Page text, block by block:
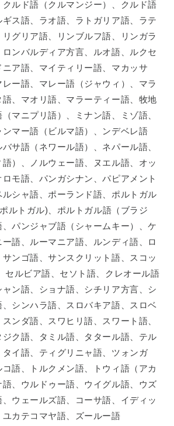
ルド語（クルマンジー）、クルド語
ギス語、ラオ語、ラトガリア語、ラテ
グリア語、リンブルフ語、リンガラ
ンバルディア方言、ルオ語、ルクセ
ア語、マイティリー語、マカッサ
ー語、マレー語（ジャウィ）、マラ
、マオリ語、マラーティー語、牧地
マニプリ語）、ミナン語、ミゾ語、
マー語（ビルマ語）、ンデベレ語
バサ語（ネワール語）、ネパール語、
）、ノルウェー語、ヌエル語、オッ
モ語、パンガシナン、パピアメント
シャ語、ポーランド語、ポルトガル
ルトガル)、ポルトガル語（ブラジ
パンジャブ語（シャームキー）、ケ
語、ルーマニア語、ルンディ語、ロ
ンゴ語、サンスクリット語、スコッ
セルビア語、セソト語、クレオール語
ャン語、ショナ語、シチリア方言、シ
シンハラ語、スロバキア語、スロベ
ンダ語、スワヒリ語、スワート語、
ク語、タミル語、タタール語、テル
イ語、ティグリニャ語、ツォンガ
語、トルクメン語、トウィ語（アカ
、ウルドゥー語、ウイグル語、ウズ
ウェールズ語、コーサ語、イディッ
カテコマヤ語、ズールー語